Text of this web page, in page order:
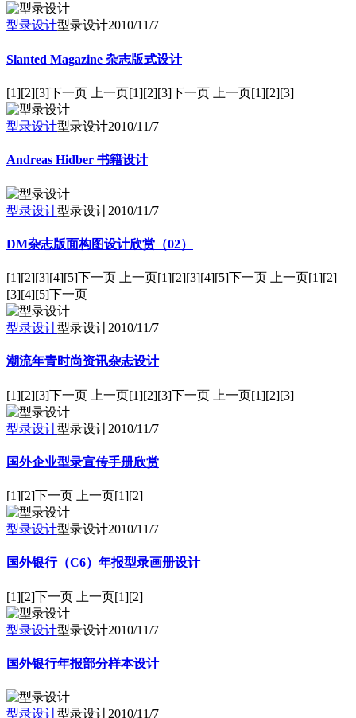
型录设计型录设计2010/11/7
Slanted Magazine 杂志版式设计
[1][2][3]下一页 上一页[1][2][3]下一页 上一页[1][2][3]
型录设计型录设计2010/11/7
Andreas Hidber 书籍设计
型录设计型录设计2010/11/7
DM杂志版面构图设计欣赏（02）
[1][2][3][4][5]下一页 上一页[1][2][3][4][5]下一页 上一页[1][2]
[3][4][5]下一页
型录设计型录设计2010/11/7
潮流年青时尚资讯杂志设计
[1][2][3]下一页 上一页[1][2][3]下一页 上一页[1][2][3]
型录设计型录设计2010/11/7
国外企业型录宣传手册欣赏
[1][2]下一页 上一页[1][2]
型录设计型录设计2010/11/7
国外银行（C6）年报型录画册设计
[1][2]下一页 上一页[1][2]
型录设计型录设计2010/11/7
国外银行年报部分样本设计
型录设计型录设计2010/11/7